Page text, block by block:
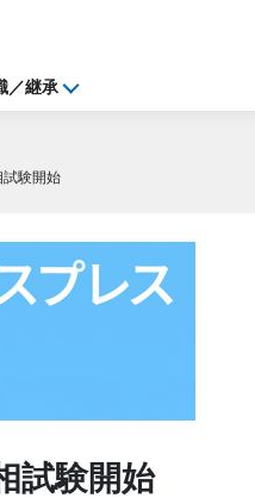
／継承
験開始
試験開始